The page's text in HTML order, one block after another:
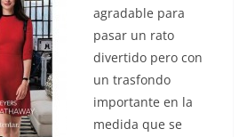
agradable para
pasar un rato
divertido pero con
un trasfondo
importante en la
medida que se